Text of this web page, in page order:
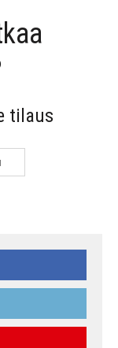
tilaus